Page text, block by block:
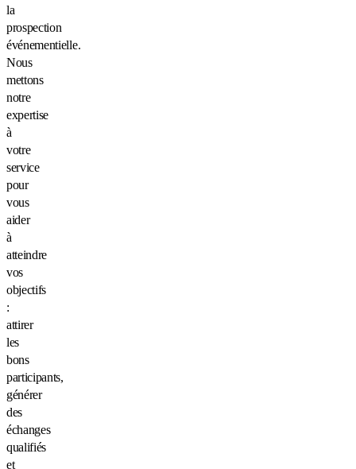
la
prospection
événementielle.
Nous
mettons
notre
expertise
à
votre
service
pour
vous
aider
à
atteindre
vos
objectifs
:
attirer
les
bons
participants,
générer
des
échanges
qualifiés
et